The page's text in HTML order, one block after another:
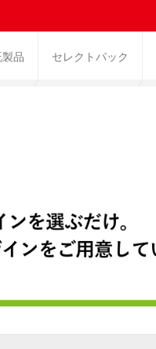
製品 セレクトパック